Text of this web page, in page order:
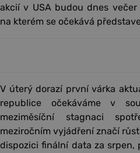
akcií v USA budou dnes
na kterém se očekává
V úterý dorazí první várka
republice očekáváme v
meziměsíční stagnaci
meziročním vyjádření značí růst
dispozici finální data za